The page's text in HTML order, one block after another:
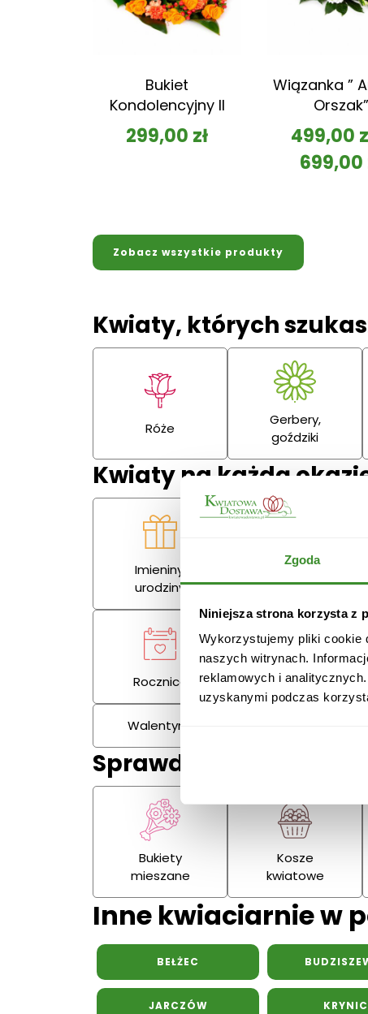
Zgoda
Niniejsza strona korzysta z
Wykorzystujemy pliki cookie
naszych witrynach.
reklamowych i
uzyskanymi podczas
Bukiet
Kondolencyjny II
299,00 zł
Wiązanka ”
Orszak”
499,00
699,00
Zobacz wszystkie produkty
Kwiaty, których
Róże
Gerbery,
goździki
Kwiaty na każdą
Imieniny,
urodziny
Miłość
Rocznica Kondolencje
Walentynki
Sprawdź również:
Bukiety
mieszane
Kosze
kwiatowe
Inne kwiaciarnie w
BEŁŻEC
JARCZÓW